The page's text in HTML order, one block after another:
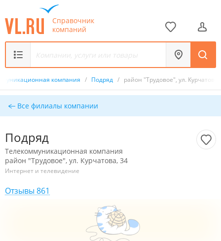
Справочник
компаний
компания / Подряд / район "Трудовое", ул. Курчатова,
Все филиалы компании
Подряд
Телекоммуникационная компания
район "Трудовое", ул. Курчатова, 34
Интернет и телевидение
Отзывы 861